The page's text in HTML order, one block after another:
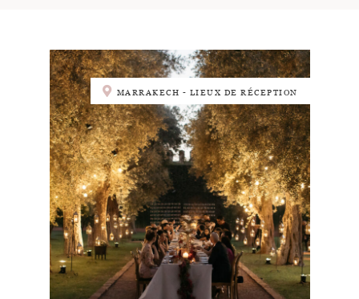
MARRAKECH - LIEUX DE RÉCEPTION